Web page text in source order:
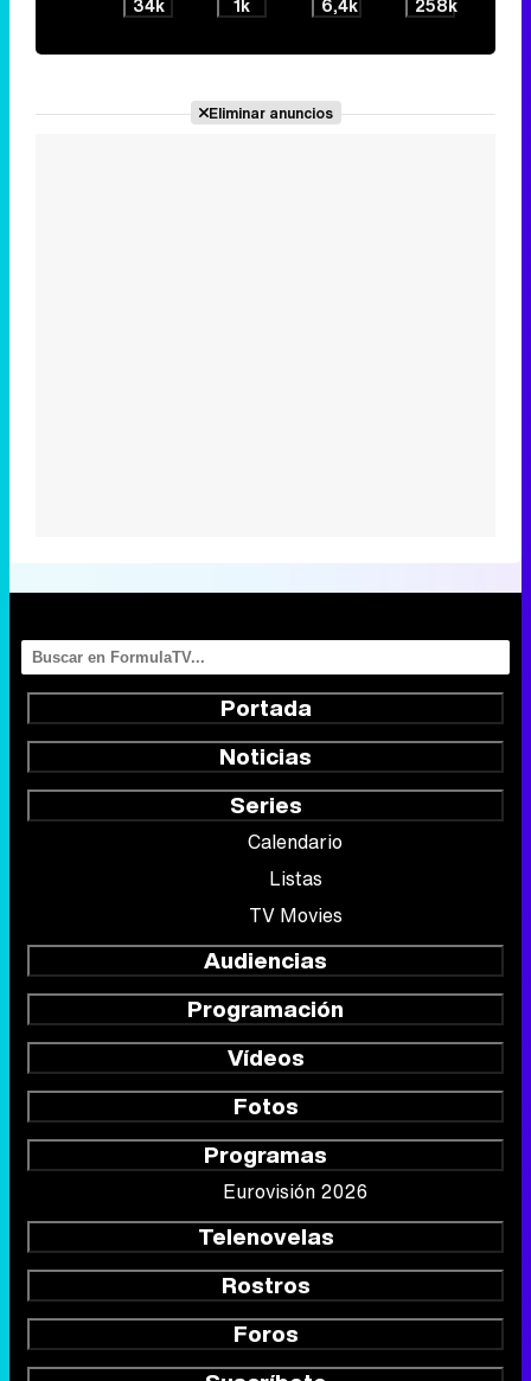
34k 1k 6,4k 258k
Eliminar anuncios
Portada
Noticias
Series
Calendario
Listas
TV Movies
Audiencias
Programación
Vídeos
Fotos
Programas
Eurovisión 2026
Telenovelas
Rostros
Foros